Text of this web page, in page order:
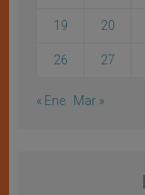
19 20
26 27
« Ene Mar »